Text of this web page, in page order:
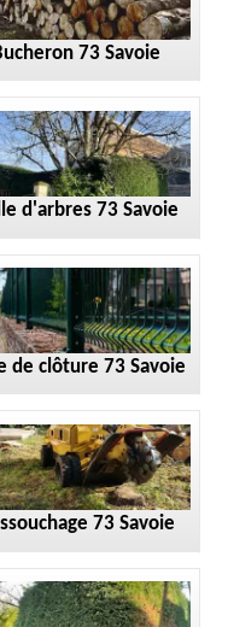
73 Savoie
d'arbres 73 Savoie
de clôture 73 Savoie
73 Savoie